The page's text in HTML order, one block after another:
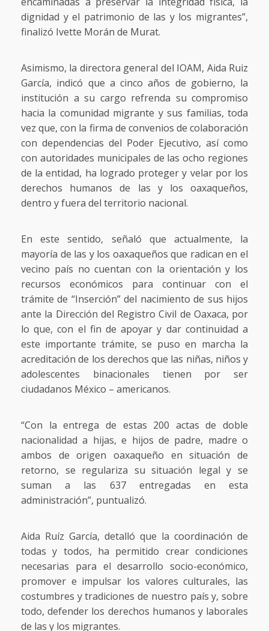
dignidad y el patrimonio de las y los migrantes”,
finalizó Ivette Morán de Murat.
Asimismo, la directora general del IOAM, Aida Ruiz
García, indicó que a cinco años de gobierno, la
institución a su cargo refrenda su compromiso
hacia la comunidad migrante y sus familias, toda
vez que, con la firma de convenios de colaboración
con dependencias del Poder Ejecutivo, así como
con autoridades municipales de las ocho regiones
de la entidad, ha logrado proteger y velar por los
derechos humanos de las y los oaxaqueños,
dentro y fuera del territorio nacional.
En este sentido, señaló que actualmente, la
mayoría de las y los oaxaqueños que radican en el
vecino país no cuentan con la orientación y los
recursos económicos para continuar con el
trámite de “Inserción” del nacimiento de sus hijos
ante la Dirección del Registro Civil de Oaxaca, por
lo que, con el fin de apoyar y dar continuidad a
este importante trámite, se puso en marcha la
acreditación de los derechos que las niñas, niños y
adolescentes binacionales tienen por ser
ciudadanos México – americanos.
“Con la entrega de estas 200 actas de doble
nacionalidad a hijas, e hijos de padre, madre o
ambos de origen oaxaqueño en situación de
retorno, se regulariza su situación legal y se
suman a las 637 entregadas en esta
administración”, puntualizó.
Aida Ruíz García, detalló que la coordinación de
todas y todos, ha permitido crear condiciones
necesarias para el desarrollo socio-económico,
promover e impulsar los valores culturales, las
costumbres y tradiciones de nuestro país y, sobre
todo, defender los derechos humanos y laborales
de las y los migrantes.